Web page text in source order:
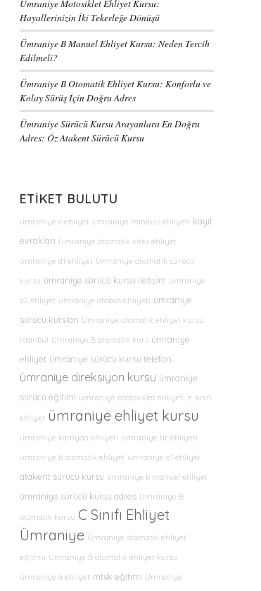
Ümraniye Motosiklet Ehliyet Kursu:
Hayallerinizin İki Tekerleğe Dönüşü
Ümraniye B Manuel Ehliyet Kursu: Neden Tercih
Edilmeli?
Ümraniye B Otomatik Ehliyet Kursu: Konforlu ve
Kolay Sürüş İçin Doğru Adres
Ümraniye Sürücü Kursu Arayanlara En Doğru
Adres: Öz Atakent Sürücü Kursu
ETIKET BULUTU
ümraniye c ehliyet ümraniye minibüs ehliyeti kayıt
evrakları Ümraniye otomatik vites ehliyet
ümraniye d1 ehliyet Ümraniye otomatik sürücü
kursu ümraniye sürücü kursu iletişim ümraniye
a2 ehliyet ümraniye otobüs ehliyeti ümraniye
sürücü kursları Ümraniye otomatik ehliyet kursu
İstanbul Ümraniye B otomatik kurs ümraniye
ehliyet ümraniye sürücü kursu telefon
ümraniye direksiyon kursu ümraniye
sürücü eğitimi ümraniye motosiklet ehliyeti e sınıfı
ehliyet ümraniye ehliyet kursu
ümraniye kamyon ehliyeti ümraniye tır ehliyeti
ümraniye b otomatik ehliyet ümraniye a1 ehliyet
atakent sürücü kursu ümraniye b manuel ehliyet
ümraniye sürücü kursu adres Ümraniye B
otomatik kursu C Sınıfı Ehliyet
Ümraniye Ümraniye otomatik ehliyet
eğitimi Ümraniye B otomatik ehliyet kursu
ümraniye a ehliyet mtsk eğitimi Ümraniye